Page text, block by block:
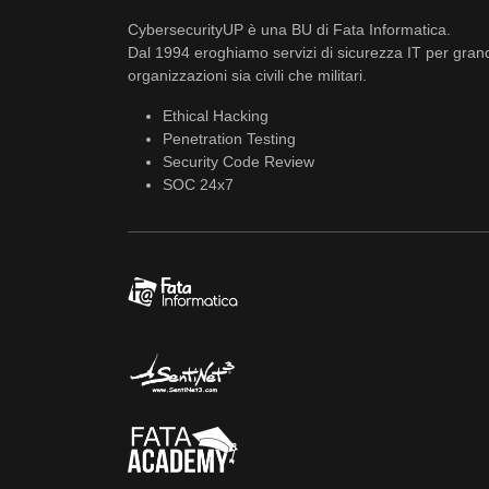
CybersecurityUP è una BU di Fata Informatica.
Dal 1994 eroghiamo servizi di sicurezza IT per
organizzazioni sia civili che militari.
Ethical Hacking
Penetration Testing
Security Code Review
SOC 24x7